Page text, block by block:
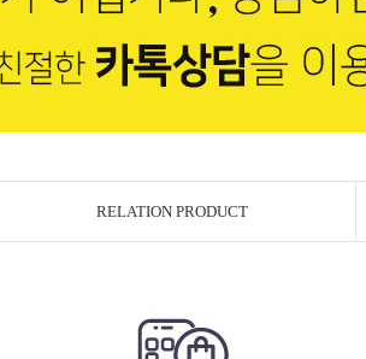
RELATION PRODUCT